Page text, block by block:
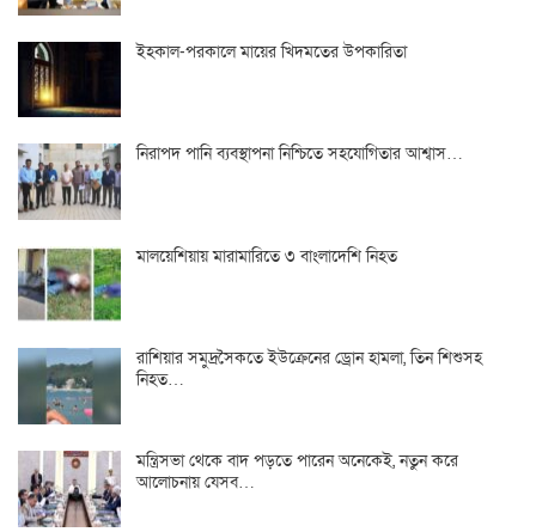
ইহকাল-পরকালে মায়ের খিদমতের উপকারিতা
নিরাপদ পানি ব্যবস্থাপনা নিশ্চিতে সহযোগিতার আশ্বাস…
মালয়েশিয়ায় মারামারিতে ৩ বাংলাদেশি নিহত
রাশিয়ার সমুদ্রসৈকতে ইউক্রেনের ড্রোন হামলা, তিন শিশুসহ
নিহত…
মন্ত্রিসভা থেকে বাদ পড়তে পারেন অনেকেই, নতুন করে
আলোচনায় যেসব…